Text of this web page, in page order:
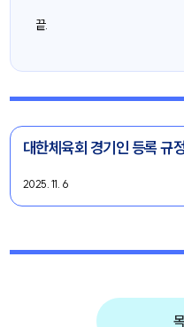
끝.
대한체육회 경기인 등록 규
2025. 11. 6